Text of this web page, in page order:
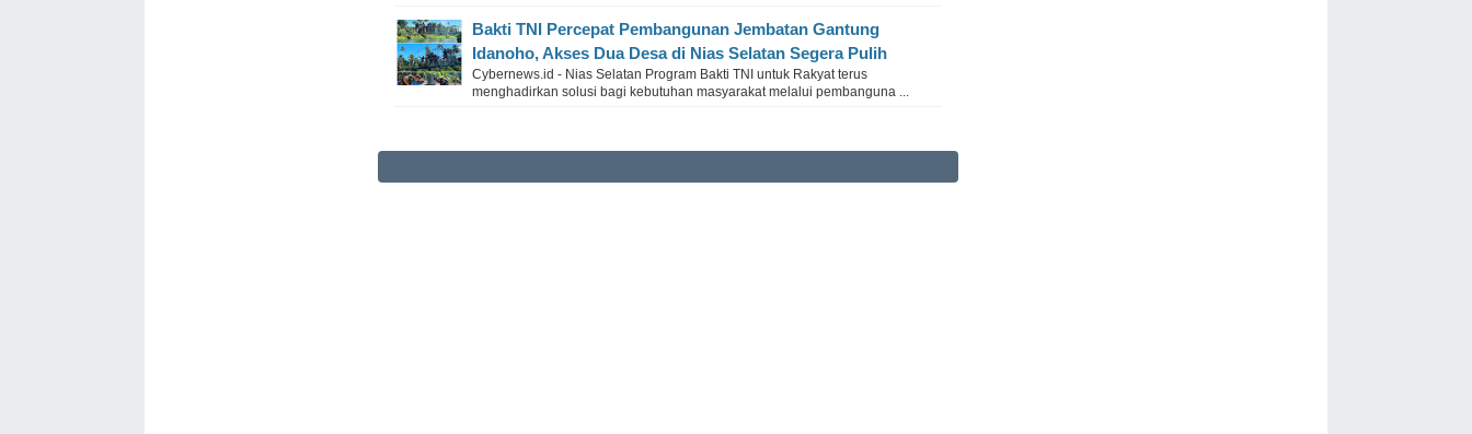
Bakti TNI Percepat Pembangunan Jembatan Gantung
Idanoho, Akses Dua Desa di Nias Selatan Segera Pulih
Cybernews.id - Nias Selatan Program Bakti TNI untuk Rakyat terus
menghadirkan solusi bagi kebutuhan masyarakat melalui pembanguna ...